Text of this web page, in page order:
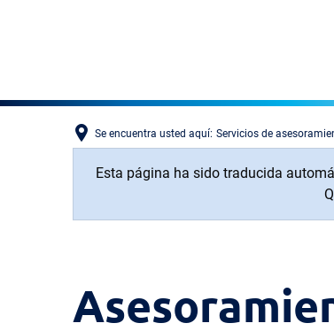
Se encuentra usted aquí: Servicios de
Esta página ha sido traducida
Asesoramiento